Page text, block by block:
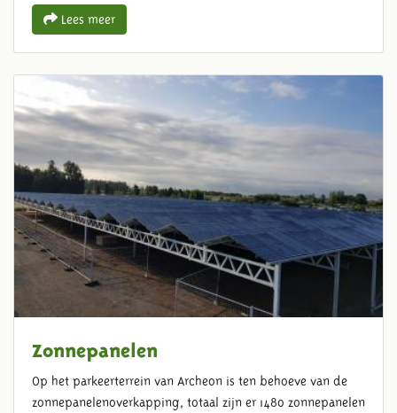
Lees meer
Zonnepanelen
Op het parkeerterrein van Archeon is ten behoeve van de
zonnepanelenoverkapping, totaal zijn er 1480 zonnepanelen